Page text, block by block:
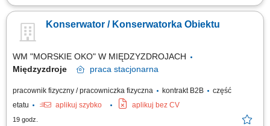
Realizacja usługi i zarządzania serwisem w zakresie technicznej obsługi
bezpieczeństwa i komfortu użytkowników obiektu. Zakres obowiązków:
Utrzymanie w prawidłowym stanie systemów i urządzeń technicznych;
Konserwator / Konserwatorka Obiektu
WM "MORSKIE OKO" W MIĘDZYZDROJACH
Międzyzdroje
praca stacjonarna
pracownik fizyczny / pracowniczka fizyczna kontrakt B2B
część
etatu
aplikuj szybko aplikuj bez CV
19 godz.